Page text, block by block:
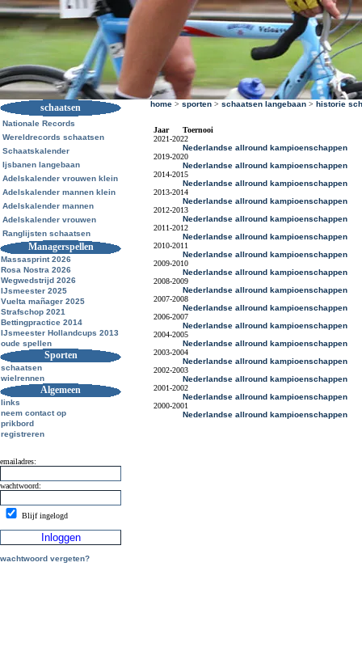
schaatsen
Nationale Records
Wereldrecords schaatsen
Schaatskalender
Ijsbanen langebaan
Adelskalender vrouwen klein
Adelskalender mannen klein
Adelskalender mannen
Adelskalender vrouwen
Ranglijsten schaatsen
Managerspellen
Massasprint 2026
Rosa Nostra 2026
Wegwedstrijd 2026
IJsmeester 2025
Vuelta mañager 2025
Strafschop 2021
Bettingpractice 2014
IJsmeester Hollandcups 2013
oude spellen
Sporten
schaatsen
wielrennen
Algemeen
links
neem contact op
prikbord
registreren
emailadres:
wachtwoord:
Blijf ingelogd
wachtwoord vergeten?
home > sporten > schaatsen langebaan > historie
Jaar
Toernooi
2021-2022
Nederlandse allround kampioenschappen
2019-2020
Nederlandse allround kampioenschappen
2014-2015
Nederlandse allround kampioenschappen
2013-2014
Nederlandse allround kampioenschappen
2012-2013
Nederlandse allround kampioenschappen
2011-2012
Nederlandse allround kampioenschappen
2010-2011
Nederlandse allround kampioenschappen
2009-2010
Nederlandse allround kampioenschappen
2008-2009
Nederlandse allround kampioenschappen
2007-2008
Nederlandse allround kampioenschappen
2006-2007
Nederlandse allround kampioenschappen
2004-2005
Nederlandse allround kampioenschappen
2003-2004
Nederlandse allround kampioenschappen
2002-2003
Nederlandse allround kampioenschappen
2001-2002
Nederlandse allround kampioenschappen
2000-2001
Nederlandse allround kampioenschappen